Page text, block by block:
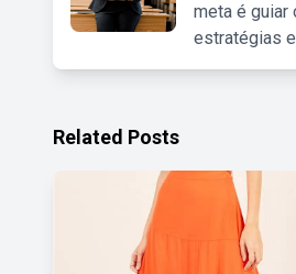
meta é guiar
estratégias
Related Posts